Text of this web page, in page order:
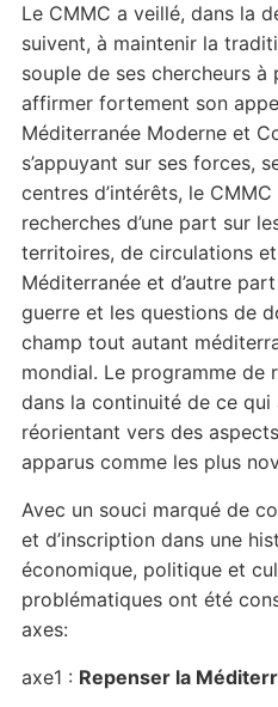
Le CMMC a veillé, dans la
suivent, à maintenir la
souple de ses chercheurs à
affirmer fortement son
Méditerranée Moderne et
s’appuyant sur ses forces,
centres d’intérêts, le
recherches d’une part sur
territoires, de circulations
Méditerranée et d’autre
guerre et les questions de
champ tout autant
mondial. Le programme de
dans la continuité de ce
réorientant vers des
apparus comme les plus
Avec un souci marqué de
et d’inscription dans une
économique, politique et
problématiques ont été
axes:
axe1 : Repenser la